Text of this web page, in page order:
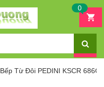
0
Bếp Từ Đôi PEDINI KSCR 686G